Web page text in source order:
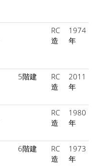
RC
造
1974
年
5階建
RC
造
2011
年
RC
造
1980
年
6階建
RC
造
1973
年